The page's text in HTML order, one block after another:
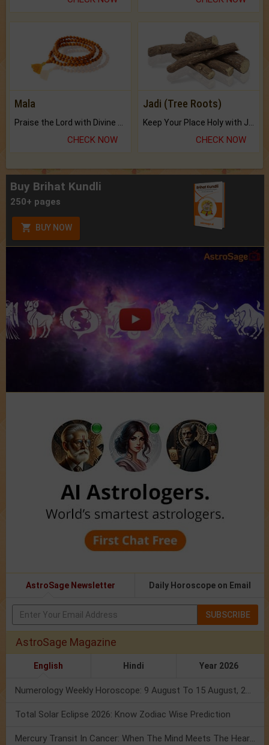
Mala
Praise the Lord with Divine Energies of Mala.
CHECK NOW
Jadi (Tree Roots)
Keep Your Place Holy with Jadi.
CHECK NOW
Buy Brihat Kundli
250+ pages
BUY NOW
AstroSage Newsletter Daily Horoscope on Email
SUBSCRIBE
AstroSage Magazine
English Hindi Year 2026
Numerology Weekly Horoscope: 9 August To 15 August, 2026
Total Solar Eclipse 2026: Know Zodiac Wise Prediction
Mercury Transit In Cancer: When The Mind Meets The Heart!